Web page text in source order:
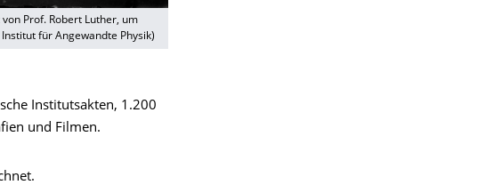
Prof. Robert Luther, um
für Angewandte Physik)
Institutsakten, 1.200
und Filmen.